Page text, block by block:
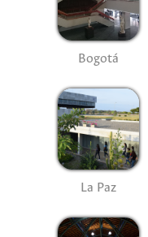
Bogotá
La Paz